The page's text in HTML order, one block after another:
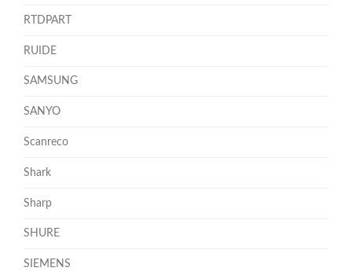
RTDPART
RUIDE
SAMSUNG
SANYO
Scanreco
Shark
Sharp
SHURE
SIEMENS